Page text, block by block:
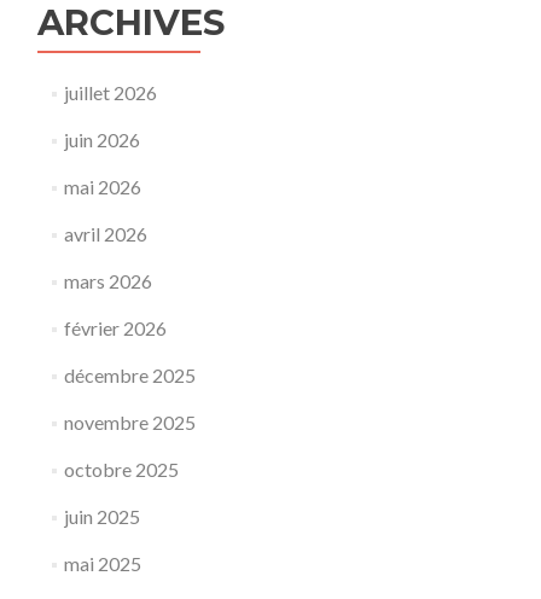
ARCHIVES
juillet 2026
juin 2026
mai 2026
avril 2026
mars 2026
février 2026
décembre 2025
novembre 2025
octobre 2025
juin 2025
mai 2025